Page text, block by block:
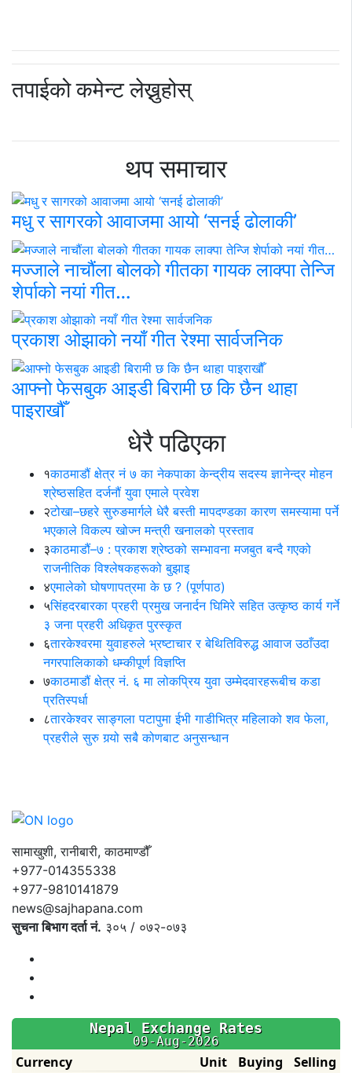
तपाईको कमेन्ट लेख्नुहोस्
थप समाचार
मधु र सागरको आवाजमा आयो ‘सनई ढोलाकी’
मज्जाले नाचौंला बोलको गीतका गायक लाक्पा तेन्जि
शेर्पाको नयां गीत…
प्रकाश ओझाको नयाँ गीत रेश्मा सार्वजनिक
आफ्नो फेसबुक आइडी बिरामी छ कि छैन थाहा
पाइराखौँ
धेरै पढिएका
१काठमाडौं क्षेत्र नं ७ का नेकपाका केन्द्रीय सदस्य ज्ञानेन्द्र मोहन
श्रेष्ठसहित दर्जनौं युवा एमाले प्रवेश
२टोखा–छहरे सुरुङमार्गले धेरै बस्ती मापदण्डका कारण समस्यामा पर्ने
भएकाले विकल्प खोज्न मन्त्री खनालको प्रस्ताव
३काठमाडौं–७ : प्रकाश श्रेष्ठको सम्भावना मजबुत बन्दै गएको
राजनीतिक विश्लेषकहरूको बुझाइ
४एमालेको घोषणापत्रमा के छ ? (पूर्णपाठ)
५सिंहदरबारका प्रहरी प्रमुख जनार्दन घिमिरे सहित उत्कृष्ठ कार्य गर्ने
३ जना प्रहरी अधिकृत पुरस्कृत
६तारकेश्वरमा युवाहरुले भ्रष्टाचार र बेथितिविरुद्ध आवाज उठाँउदा
नगरपालिकाको धम्कीपूर्ण विज्ञप्ति
७काठमाडौं क्षेत्र नं. ६ मा लोकप्रिय युवा उम्मेदवारहरूबीच कडा
प्रतिस्पर्धा
८तारकेश्वर साङ्गला पटापुमा ईभी गाडीभित्र महिलाको शव फेला,
प्रहरीले सुरु गर्‍यो सबै कोणबाट अनुसन्धान
सामाखुशी, रानीबारी, काठमाण्डौँ
+977-014355338
+977-9810141879
news@sajhapana.com
सुचना बिभाग दर्ता नं. ३०५ / ०७२-०७३